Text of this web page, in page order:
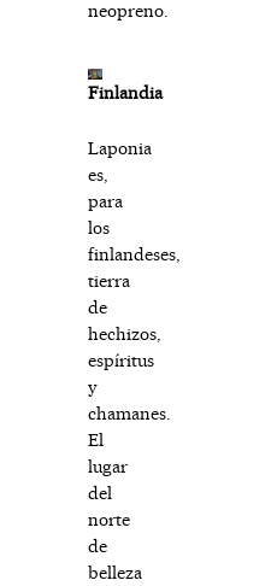
neopreno.
Finlandia
Laponia
es,
para
los
finlandeses,
tierra
de
hechizos,
espíritus
y
chamanes.
El
lugar
del
norte
de
belleza